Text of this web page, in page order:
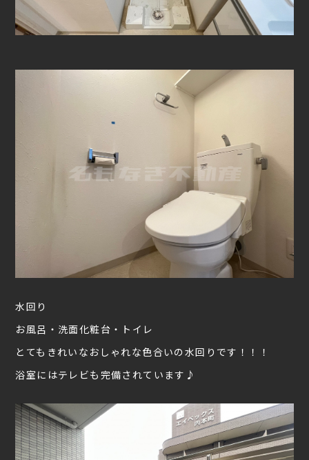
水回り
お風呂・洗面化粧台・トイレ
とてもきれいなおしゃれな色合いの水回りです！！！
浴室にはテレビも完備されています♪